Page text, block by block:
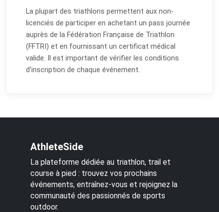
La plupart des triathlons permettent aux non-
licenciés de participer en achetant un pass journée
auprès de la Fédération Française de Triathlon
(FFTRI) et en fournissant un certificat médical
valide. Il est important de vérifier les conditions
d'inscription de chaque événement.
AthleteSide
La plateforme dédiée au triathlon, trail et
course à pied : trouvez vos prochains
événements, entraînez-vous et rejoignez la
communauté des passionnés de sports
outdoor.